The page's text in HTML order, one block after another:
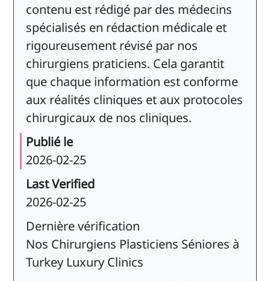
contenu est rédigé par des médecins
spécialisés en rédaction médicale et
rigoureusement révisé par nos
chirurgiens praticiens. Cela garantit
que chaque information est conforme
aux réalités cliniques et aux protocoles
chirurgicaux de nos cliniques.
Publié le
2026-02-25
Last Verified
2026-02-25
Dernière vérification
Nos Chirurgiens Plasticiens Séniores à
Turkey Luxury Clinics